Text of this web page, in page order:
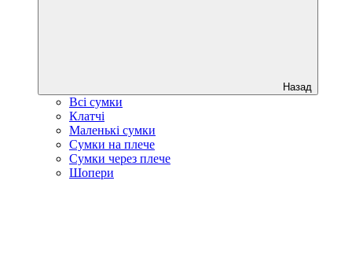
Назад
Всі сумки
Клатчі
Маленькі сумки
Сумки на плече
Сумки через плече
Шопери